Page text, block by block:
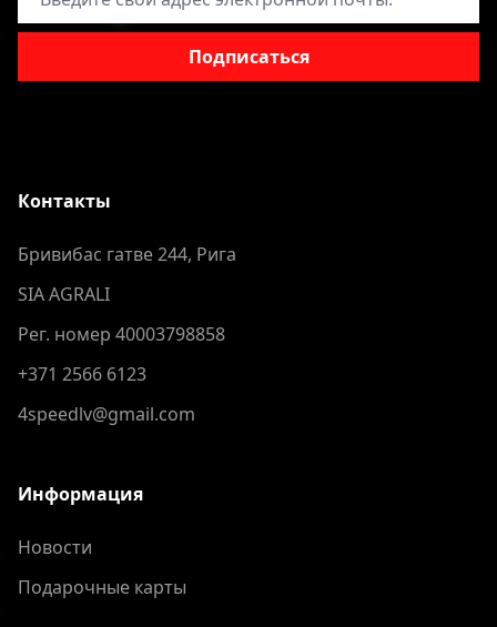
Подписаться
Контакты
Бривибас гатве 244, Рига
SIA AGRALI
Рег. номер 40003798858
+371 2566 6123
4speedlv@gmail.com
Информация
Новости
Подарочные карты